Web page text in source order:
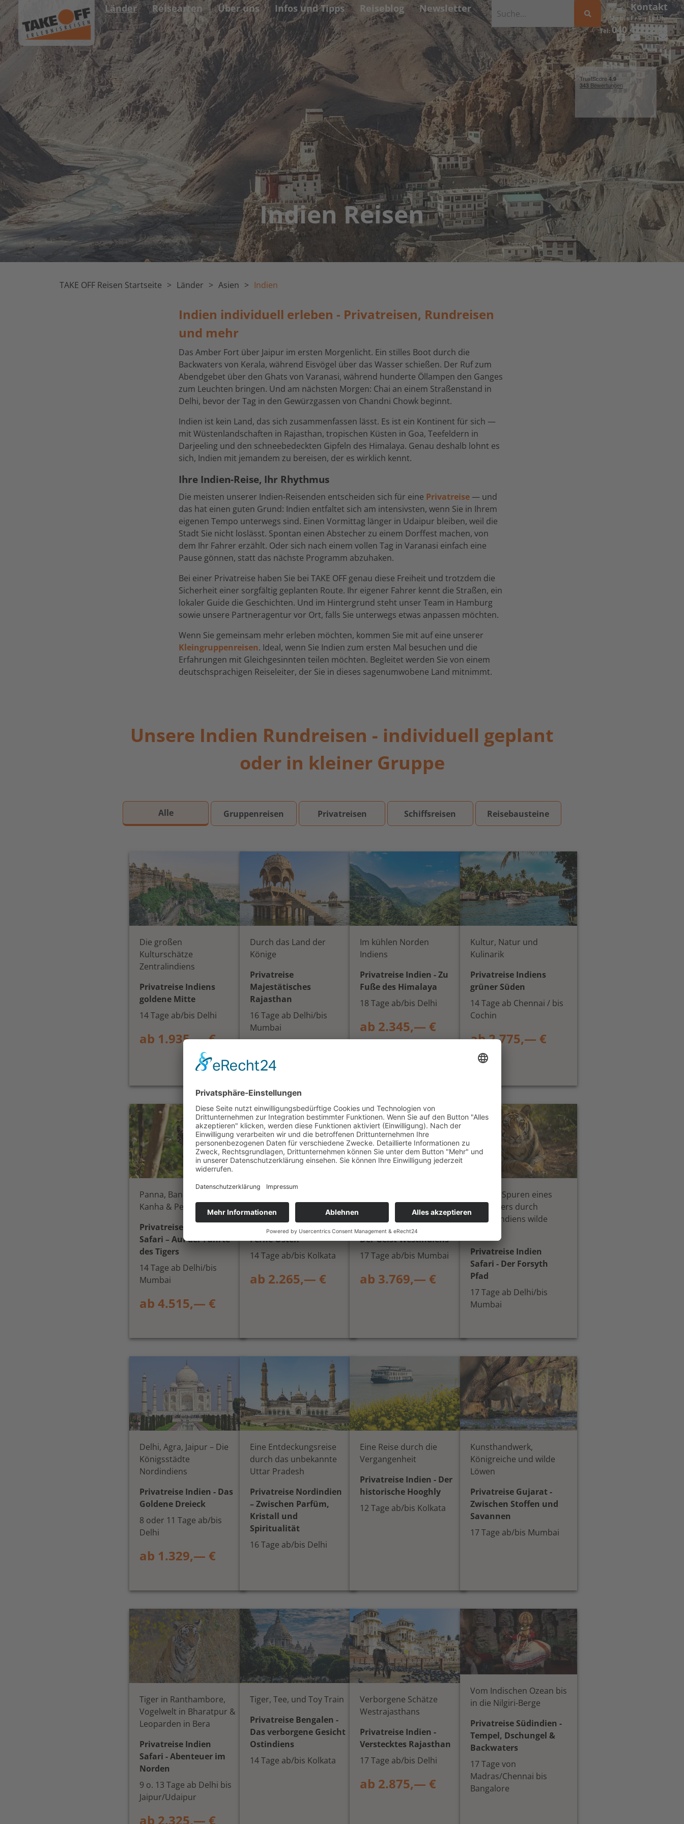
Länder Reisearten Über uns Infos und Tipps Reiseblog Newsletter
Tel:040 42222 88
Mo bis Fr 9 – 18 Uhr
Kontakt
Indien Reisen
TAKE OFF Reisen Startseite Länder Asien Indien
Indien individuell erleben - Privatreisen, Rundreisen
und mehr
Das Amber Fort über Jaipur im ersten Morgenlicht. Ein stilles Boot durch die
Backwaters von Kerala, während Eisvögel über das Wasser schießen. Der Ruf zum
Abendgebet über den Ghats von Varanasi, während hunderte Öllampen den Ganges
zum Leuchten bringen. Und am nächsten Morgen: Chai an einem Straßenstand in
Delhi, bevor der Tag in den Gewürzgassen von Chandni Chowk beginnt.
Indien ist kein Land, das sich zusammenfassen lässt. Es ist ein Kontinent für sich —
mit Wüstenlandschaften in Rajasthan, tropischen Küsten in Goa, Teefeldern in
Darjeeling und den schneebedeckten Gipfeln des Himalaya. Genau deshalb lohnt es
sich, Indien mit jemandem zu bereisen, der es wirklich kennt.
Ihre Indien-Reise, Ihr Rhythmus
Die meisten unserer Indien-Reisenden entscheiden sich für eine Privatreise— und
das hat einen guten Grund: Indien entfaltet sich am intensivsten, wenn Sie in Ihrem
eigenen Tempo unterwegs sind. Einen Vormittag länger in Udaipur bleiben, weil die
Stadt Sie nicht loslässt. Spontan einen Abstecher zu einem Dorffest machen, von
dem Ihr Fahrer erzählt. Oder sich nach einem vollen Tag in Varanasi einfach eine
Pause gönnen, statt das nächste Programm abzuhaken.
Bei einer Privatreise haben Sie bei TAKE OFF genau diese Freiheit und trotzdem die
Sicherheit einer sorgfältig geplanten Route. Ihr eigener Fahrer kennt die Straßen, ein
lokaler Guide die Geschichten. Und im Hintergrund steht unser Team in Hamburg
sowie unsere Partneragentur vor Ort, falls Sie unterwegs etwas anpassen möchten.
Wenn Sie gemeinsam mehr erleben möchten, kommen Sie mit auf eine unserer
Kleingruppenreisen. Ideal, wenn Sie Indien zum ersten Mal besuchen und die
Erfahrungen mit Gleichgesinnten teilen möchten. Begleitet werden Sie von einem
deutschsprachigen Reiseleiter, der Sie in dieses sagenumwobene Land mitnimmt.
Unsere Indien Rundreisen - individuell geplant
oder in kleiner Gruppe
Alle Gruppenreisen Privatreisen Schiffsreisen Reisebausteine
Die großen
Kulturschätze
Zentralindiens
Privatreise Indiens
goldene Mitte
14 Tage ab/bis Delhi
ab 1.935,— €
Durch das Land der
Könige
Privatreise
Majestätisches
Rajasthan
16 Tage ab Delhi/bis
Mumbai
Im kühlen Norden
Indiens
Privatreise Indien - Zu
Fuße des Himalaya
18 Tage ab/bis Delhi
ab 2.345,— €
Kultur, Natur und
Kulinarik
Privatreise Indiens
grüner Süden
14 Tage ab Chennai / bis
Cochin
ab 2.775,— €
Panna, Bandhavgarh,
Kanha & Pench
Privatreise Indien
Safari – Auf der Fährte
des Tigers
14 Tage ab Delhi/bis
Mumbai
ab 4.515,— €
nach Sikkim
Privatreise Indien - Der
Ferne Osten
14 Tage ab/bis Kolkata
ab 2.265,— €
Salzwüste
Privatreise Gujarat -
Der Geist Westindiens
17 Tage ab/bis Mumbai
ab 3.769,— €
Auf den Spuren eines
Entdeckers durch
Zentralindiens wilde
Privatreise Indien
Safari - Der Forsyth
Pfad
17 Tage ab Delhi/bis
Mumbai
Delhi, Agra, Jaipur – Die
Königsstädte
Nordindiens
Privatreise Indien - Das
Goldene Dreieck
8 oder 11 Tage ab/bis
Delhi
ab 1.329,— €
Eine Entdeckungsreise
durch das unbekannte
Uttar Pradesh
Privatreise Nordindien
– Zwischen Parfüm,
Kristall und
Spiritualität
16 Tage ab/bis Delhi
Eine Reise durch die
Vergangenheit
Privatreise Indien - Der
historische Hooghly
12 Tage ab/bis Kolkata
Kunsthandwerk,
Königreiche und wilde
Löwen
Privatreise Gujarat -
Zwischen Stoffen und
Savannen
17 Tage ab/bis Mumbai
Tiger in Ranthambore,
Vogelwelt in Bharatpur &
Leoparden in Bera
Privatreise Indien
Safari - Abenteuer im
Norden
9 o. 13 Tage ab Delhi bis
Jaipur/Udaipur
ab 2.325,— €
Tiger, Tee, und Toy Train
Privatreise Bengalen -
Das verborgene Gesicht
Ostindiens
14 Tage ab/bis Kolkata
Verborgene Schätze
Westrajasthans
Privatreise Indien -
Verstecktes Rajasthan
17 Tage ab/bis Delhi
ab 2.875,— €
Vom Indischen Ozean bis
in die Nilgiri-Berge
Privatreise Südindien -
Tempel, Dschungel &
Backwaters
17 Tage von
Madras/Chennai bis
Bangalore